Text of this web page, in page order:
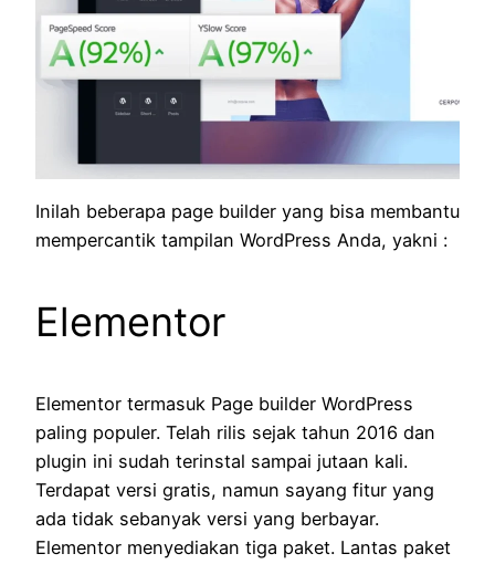
Inilah beberapa page builder yang bisa membantu
mempercantik tampilan WordPress Anda, yakni :
Elementor
Elementor termasuk Page builder WordPress
paling populer. Telah rilis sejak tahun 2016 dan
plugin ini sudah terinstal sampai jutaan kali.
Terdapat versi gratis, namun sayang fitur yang
ada tidak sebanyak versi yang berbayar.
Elementor menyediakan tiga paket. Lantas paket